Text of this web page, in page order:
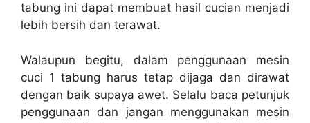
tabung ini dapat membuat hasil cucian menjadi
lebih bersih dan terawat.
Walaupun begitu, dalam penggunaan mesin
cuci 1 tabung harus tetap dijaga dan dirawat
dengan baik supaya awet. Selalu baca petunjuk
penggunaan dan jangan menggunakan mesin